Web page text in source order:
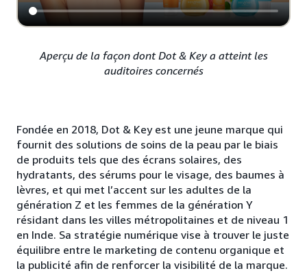
Aperçu de la façon dont Dot & Key a atteint les
auditoires concernés
Fondée en 2018, Dot & Key est une jeune marque qui
fournit des solutions de soins de la peau par le biais
de produits tels que des écrans solaires, des
hydratants, des sérums pour le visage, des baumes à
lèvres, et qui met l’accent sur les adultes de la
génération Z et les femmes de la génération Y
résidant dans les villes métropolitaines et de niveau 1
en Inde. Sa stratégie numérique vise à trouver le juste
équilibre entre le marketing de contenu organique et
la publicité afin de renforcer la visibilité de la marque.